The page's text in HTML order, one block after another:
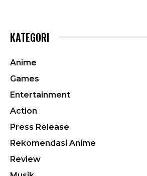
KATEGORI
Anime
Games
Entertainment
Action
Press Release
Rekomendasi Anime
Review